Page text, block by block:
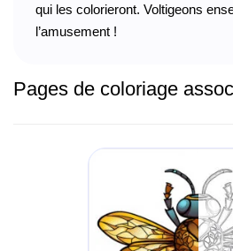
qui les colorieront. Voltigeons
l’amusement !
Pages de coloriage